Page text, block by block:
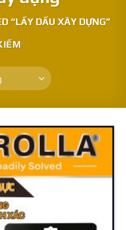
“LẤY DẤU XÂY DỰNG”